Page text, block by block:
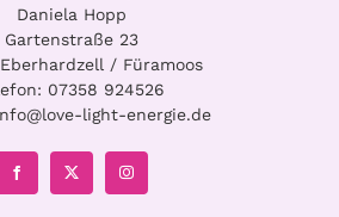
Daniela Hopp
Gartenstraße 23
/ Füramoos
07358 924526
light-energie.de